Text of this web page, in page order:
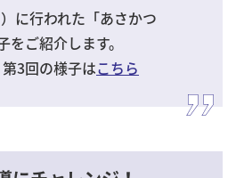
に行われた「あさかつ
ご紹介します。
3回の様子はこちら